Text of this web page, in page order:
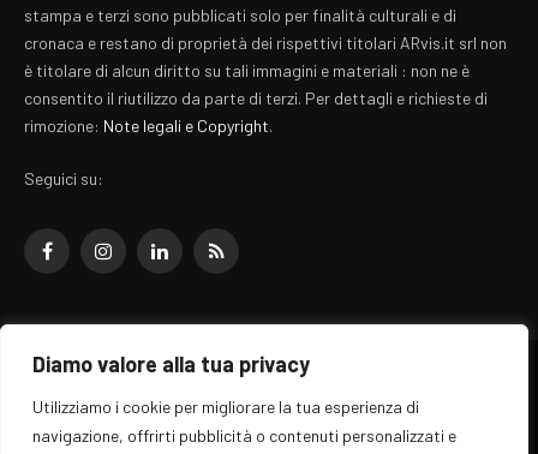
Diamo valore alla tua privacy
Utilizziamo i cookie per migliorare la tua esperienza di
navigazione, offrirti pubblicità o contenuti personalizzati e
stampa e terzi sono pubblicati solo per finalità culturali e di
cronaca e restano di proprietà dei rispettivi titolari ARvis.it srl non
è titolare di alcun diritto su tali immagini e materiali : non ne è
consentito il riutilizzo da parte di terzi. Per dettagli e richieste di
rimozione: Note legali e Copyright.
Seguici su:
FacebookInstagramLinkedInRSS
© 2026 EZ Rome Designed by ARvis.it
Il portale EZ Rome e' una testata giornalistica di carattere generalista
registrata al tribunale di Roma - Numero 389/2008